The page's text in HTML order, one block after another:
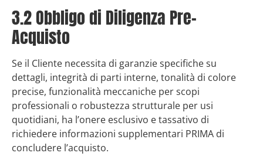
3.2 Obbligo di Diligenza Pre-
Acquisto
Se il Cliente necessita di garanzie specifiche su
dettagli, integrità di parti interne, tonalità di colore
precise, funzionalità meccaniche per scopi
professionali o robustezza strutturale per usi
quotidiani, ha l’onere esclusivo e tassativo di
richiedere informazioni supplementari PRIMA di
concludere l’acquisto.